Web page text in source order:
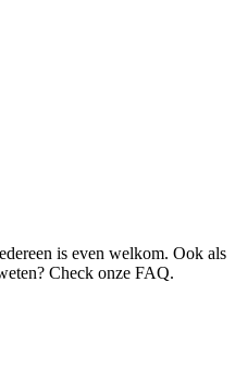
is even welkom. Ook als
Check onze FAQ.